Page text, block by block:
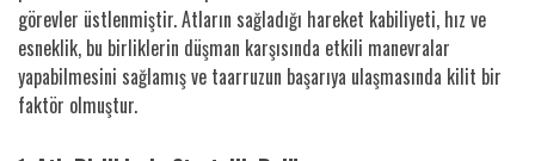
görevler üstlenmiştir. Atların sağladığı hareket kabiliyeti, hız ve
esneklik, bu birliklerin düşman karşısında etkili manevralar
yapabilmesini sağlamış ve taarruzun başarıya ulaşmasında kilit bir
faktör olmuştur.